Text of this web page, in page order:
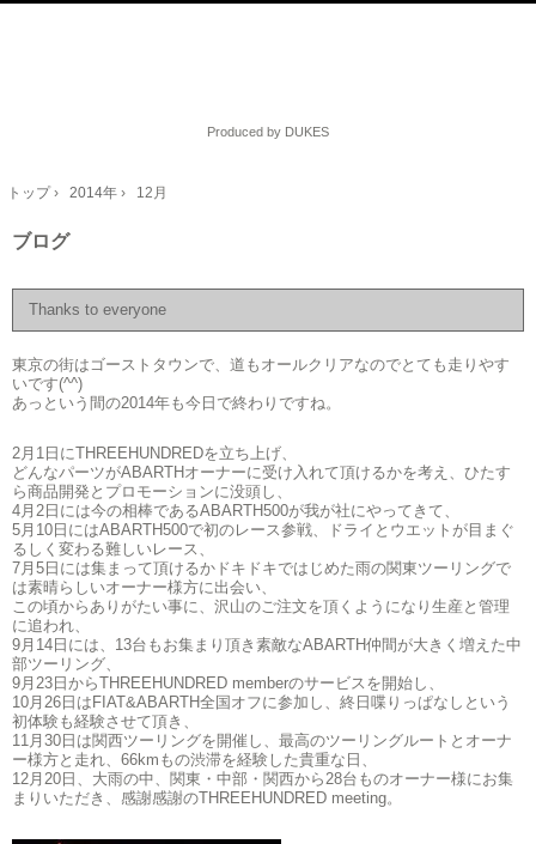
Produced by DUKES
トップ› 2014年 › 12月
ブログ
Thanks to everyone
東京の街はゴーストタウンで、道もオールクリアなのでとても走りやす
いです(^^)
あっという間の2014年も今日で終わりですね。
2月1日にTHREEHUNDREDを立ち上げ、
どんなパーツがABARTHオーナーに受け入れて頂けるかを考え、ひたす
ら商品開発とプロモーションに没頭し、
4月2日には今の相棒であるABARTH500が我が社にやってきて、
5月10日にはABARTH500で初のレース参戦、ドライとウエットが目まぐ
るしく変わる難しいレース、
7月5日には集まって頂けるかドキドキではじめた雨の関東ツーリングで
は素晴らしいオーナー様方に出会い、
この頃からありがたい事に、沢山のご注文を頂くようになり生産と管理
に追われ、
9月14日には、13台もお集まり頂き素敵なABARTH仲間が大きく増えた中
部ツーリング、
9月23日からTHREEHUNDRED memberのサービスを開始し、
10月26日はFIAT&ABARTH全国オフに参加し、終日喋りっぱなしという
初体験も経験させて頂き、
11月30日は関西ツーリングを開催し、最高のツーリングルートとオーナ
ー様方と走れ、66kmもの渋滞を経験した貴重な日、
12月20日、大雨の中、関東・中部・関西から28台ものオーナー様にお集
まりいただき、感謝感謝のTHREEHUNDRED meeting。